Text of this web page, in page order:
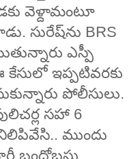
వెళ్దామంటూ
సురేష్‌ను BRS
ఎస్పీ
ఇప్పటివరకు
పోలీసులు.
సహా 6
ముందు
బందోబస్తు